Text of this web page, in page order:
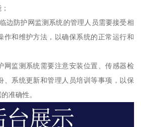
边防护网监测系统的管理人员需要接受相
作和维护方法，以确保系统的正常运行和
网监测系统需要注意安装位置、传感器检
、系统更新和管理人员培训等事项，以保
准确性。